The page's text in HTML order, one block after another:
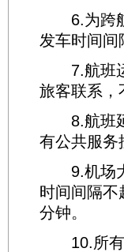
6.为跨航
发车时间间
7.航班运
旅客联系，
8.航班延
有公共服务
9.机场大
时间间隔不
分钟。
10.所有